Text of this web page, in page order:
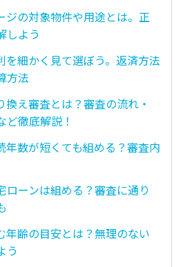
ジの対象物件や用途とは。正
しよう
を細かく見て選ぼう。返済方法
方法
換え審査とは？審査の流れ・
ど徹底解説！
年数が短くても組める？審査内
ローンは組める？審査に通り
年齢の目安とは？無理のない
う